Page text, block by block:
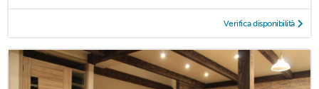
Verifica disponibilità